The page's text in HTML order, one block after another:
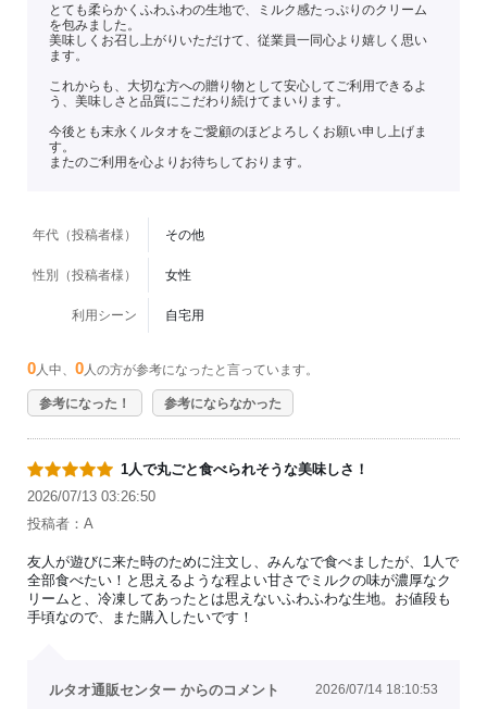
とても柔らかくふわふわの生地で、ミルク感たっぷりのクリーム
を包みました。
美味しくお召し上がりいただけて、従業員一同心より嬉しく思い
ます。
これからも、大切な方への贈り物として安心してご利用できるよ
う、美味しさと品質にこだわり続けてまいります。
今後とも末永くルタオをご愛顧のほどよろしくお願い申し上げま
す。
またのご利用を心よりお待ちしております。
年代（投稿者様） その他
性別（投稿者様） 女性
利用シーン 自宅用
0 人中、 0 人の方が参考になったと言っています。
参考になった！ 参考にならなかった
1人で丸ごと食べられそうな美味しさ！
2026/07/13 03:26:50
投稿者：A
友人が遊びに来た時のために注文し、みんなで食べましたが、1人で
全部食べたい！と思えるような程よい甘さでミルクの味が濃厚なク
リームと、冷凍してあったとは思えないふわふわな生地。お値段も
手頃なので、また購入したいです！
ルタオ通販センター からのコメント 2026/07/14 18:10:53